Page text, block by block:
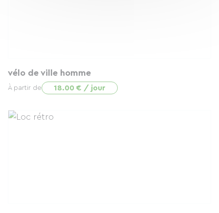
vélo de ville homme
À partir de 18.00 € / jour